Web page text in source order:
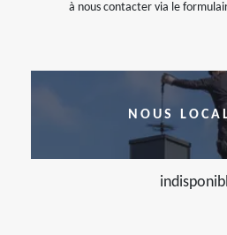
à nous contacter via le
NOUS